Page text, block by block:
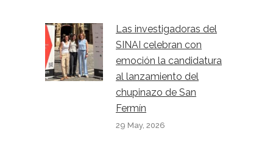
Las investigadoras del
SINAI celebran con
emoción la candidatura
al lanzamiento del
chupinazo de San
Fermín
29 May, 2026